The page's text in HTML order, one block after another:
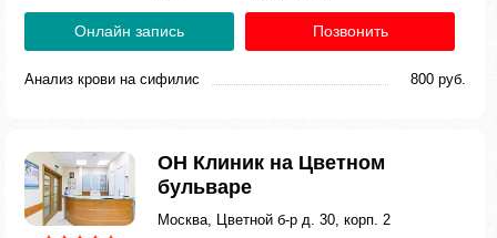
Онлайн запись Позвонить
Анализ крови на сифилис 800 руб.
ОН Клиник на Цветном
бульваре
Москва, Цветной б-р д. 30, корп. 2